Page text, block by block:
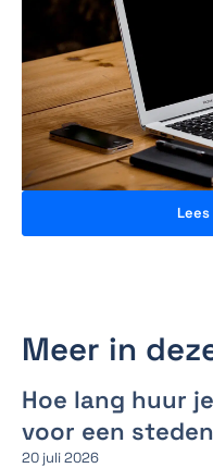
Meer in
Hoe lang huur
voor een
20 juli 2026